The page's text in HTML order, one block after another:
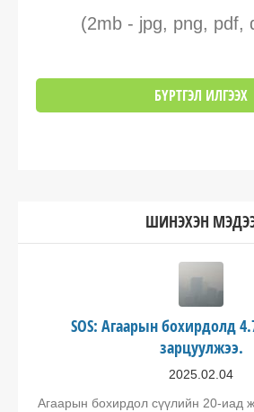
(2mb - jpg, png, pdf,
ШИНЭХЭН
SOS: Агаарын бохирдолд
зарцуулжээ.
2025.02.04
Агаарын бохирдол сүүлийн 20-иад